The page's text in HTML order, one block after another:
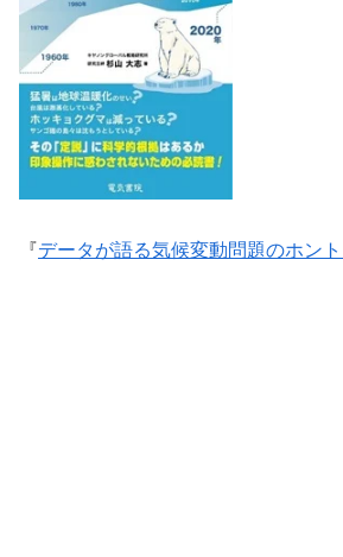
『データが語る気候変動問題のホン